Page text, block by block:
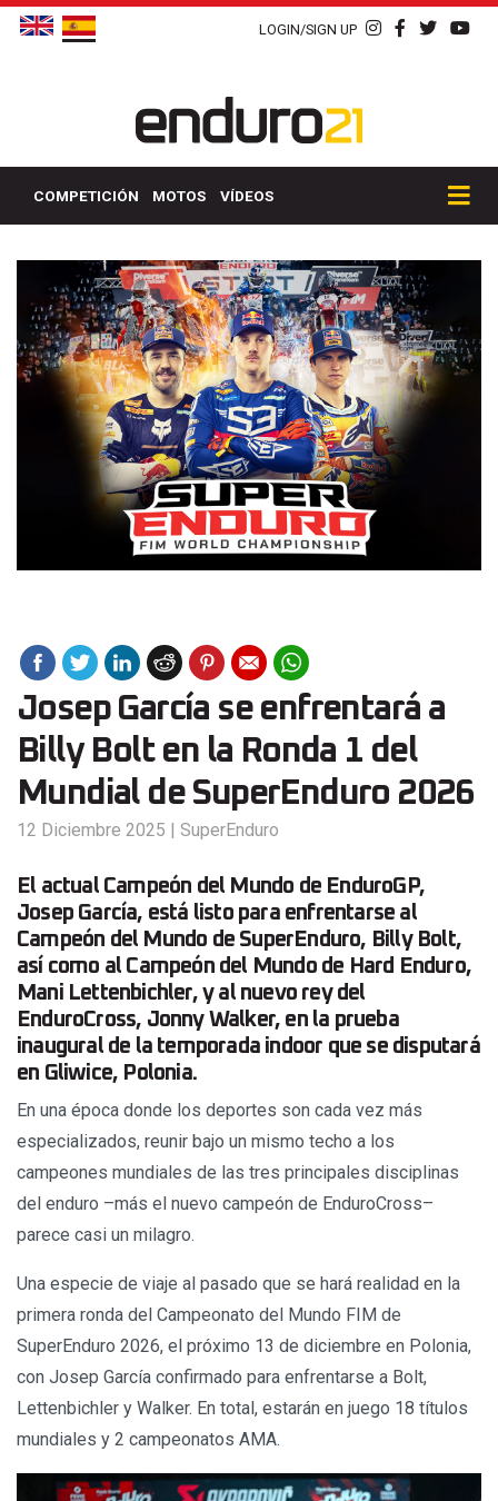
LOGIN/SIGN UP
COMPETICIÓN MOTOS VÍDEOS
Josep García se enfrentará a
Billy Bolt en la Ronda 1 del
Mundial de SuperEnduro 2026
12 Diciembre 2025 | SuperEnduro
El actual Campeón del Mundo de EnduroGP,
Josep García, está listo para enfrentarse al
Campeón del Mundo de SuperEnduro, Billy Bolt,
así como al Campeón del Mundo de Hard Enduro,
Mani Lettenbichler, y al nuevo rey del
EnduroCross, Jonny Walker, en la prueba
inaugural de la temporada indoor que se disputará
en Gliwice, Polonia.
En una época donde los deportes son cada vez más
especializados, reunir bajo un mismo techo a los
campeones mundiales de las tres principales disciplinas
del enduro –más el nuevo campeón de EnduroCross–
parece casi un milagro.
Una especie de viaje al pasado que se hará realidad en la
primera ronda del Campeonato del Mundo FIM de
SuperEnduro 2026, el próximo 13 de diciembre en Polonia,
con Josep García confirmado para enfrentarse a Bolt,
Lettenbichler y Walker. En total, estarán en juego 18 títulos
mundiales y 2 campeonatos AMA.